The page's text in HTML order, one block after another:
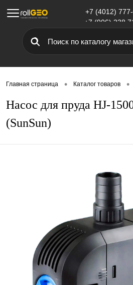
Меню
+7 (4012)
+7 (906) 238
Главная страница • Каталог товаров •
Насос для пруда HJ-
(SunSun)